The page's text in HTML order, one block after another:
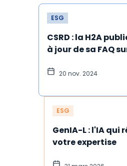
ESG
CSRD : la H2A
à jour de sa FAQ
mission de
20 nov. 2024
ESG
GenIA-L : l'IA qui
votre expertise